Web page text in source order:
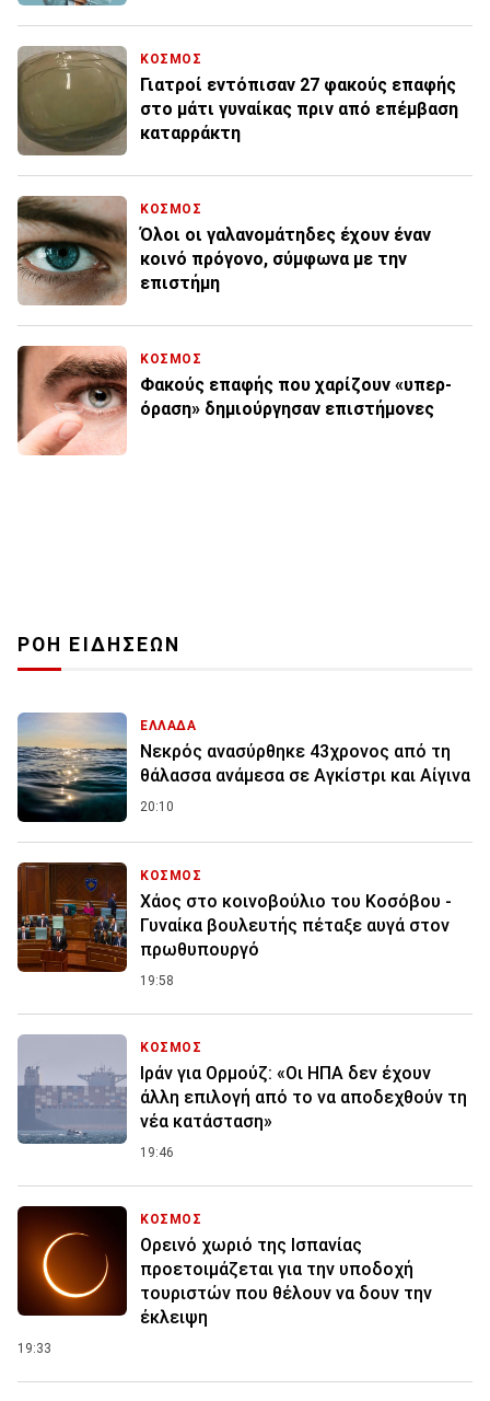
ΚΟΣΜΟΣ
Γιατροί εντόπισαν 27 φακούς επαφής
στο μάτι γυναίκας πριν από επέμβαση
καταρράκτη
ΚΟΣΜΟΣ
Όλοι οι γαλανομάτηδες έχουν έναν
κοινό πρόγονο, σύμφωνα με την
επιστήμη
ΚΟΣΜΟΣ
Φακούς επαφής που χαρίζουν «υπερ-
όραση» δημιούργησαν επιστήμονες
ΡΟΗ ΕΙΔΗΣΕΩΝ
ΕΛΛΑΔΑ
Νεκρός ανασύρθηκε 43χρονος από τη
θάλασσα ανάμεσα σε Αγκίστρι και Αίγινα
20:10
ΚΟΣΜΟΣ
Χάος στο κοινοβούλιο του Κοσόβου -
Γυναίκα βουλευτής πέταξε αυγά στον
πρωθυπουργό
19:58
ΚΟΣΜΟΣ
Ιράν για Ορμούζ: «Οι ΗΠΑ δεν έχουν
άλλη επιλογή από το να αποδεχθούν τη
νέα κατάσταση»
19:46
ΚΟΣΜΟΣ
Ορεινό χωριό της Ισπανίας
προετοιμάζεται για την υποδοχή
τουριστών που θέλουν να δουν την
έκλειψη
19:33